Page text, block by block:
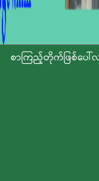
စာကြည့်တိုက်ဖြစ်ပေါ်